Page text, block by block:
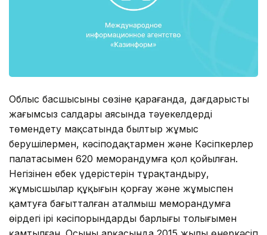
Облыс басшысының сөзіне қарағанда, дағдарыстың
жағымсыз салдары аясында тәуекелдерді
төмендету мақсатында былтыр жұмыс
берушілермен, кәсіподақтармен және Кәсіпкерлер
палатасымен 620 меморандумға қол қойылған.
Негізінен еңбек үдерістерін тұрақтандыру,
жұмысшылар құқығын қорғау және жұмыспен
қамтуға бағытталған аталмыш меморандумға
өңірдегі ірі кәсіпорындардың барлығы толығымен